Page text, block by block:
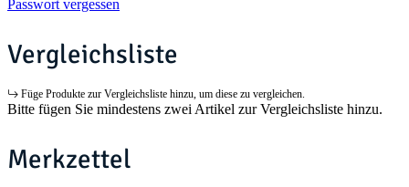
Passwort vergessen
Vergleichsliste
Füge Produkte zur Vergleichsliste hinzu, um diese zu vergleichen.
Bitte fügen Sie mindestens zwei Artikel zur Vergleichsliste hinzu.
Merkzettel